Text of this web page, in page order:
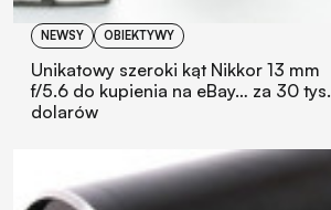
NEWSY OBIEKTYWY
Unikatowy szeroki kąt Nikkor 13 mm
f/5.6 do kupienia na eBay… za 30 tys.
dolarów